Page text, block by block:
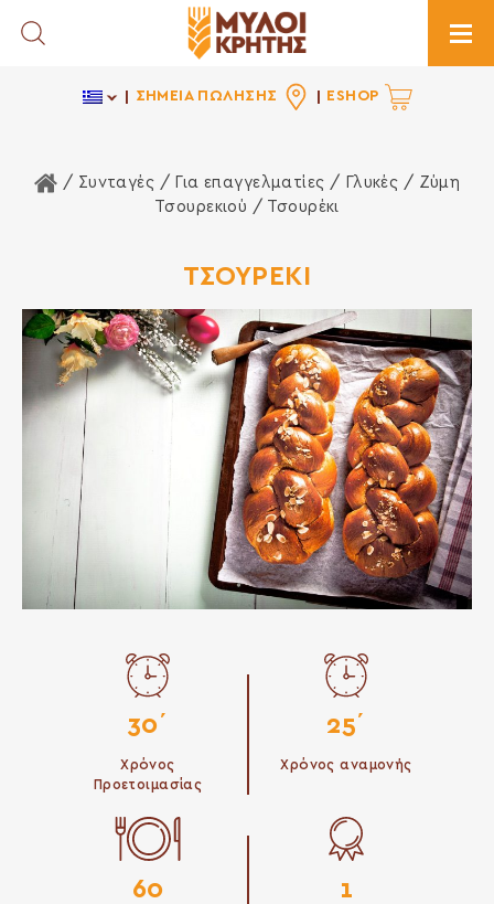
Toggle Search
ΣΗΜΕΙΑ ΠΩΛΗΣΗΣ ESHOP
Αρχική Σελίδα
/ Συνταγές / Για επαγγελματίες / Γλυκές / Ζύμη
Τσουρεκιού / Τσουρέκι
ΤΣΟΥΡΕΚΙ
30΄
Χρόνος
Προετοιμασίας
25΄
Χρόνος αναμονής
60 1